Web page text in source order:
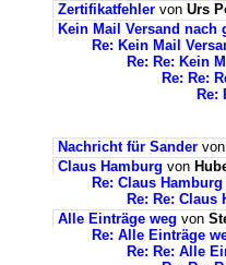
Zertifikatfehler von Urs
Kein Mail Versand nach
Re: Kein Mail
Re: Re: Kein
Re: Re:
Re:
Nachricht für Sander von
Claus Hamburg von
Re: Claus Hamburg
Re: Re: Claus
Alle Einträge weg von
Re: Alle Einträge
Re: Re: Alle